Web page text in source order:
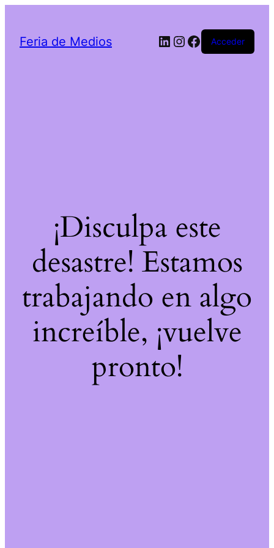
Feria de Medios LinkedIn
Instagram
Facebook
Acceder
¡Disculpa este
desastre! Estamos
trabajando en algo
increíble, ¡vuelve
pronto!